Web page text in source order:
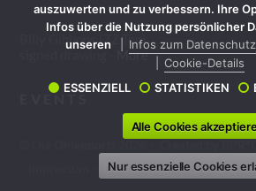
Billy Gibbons (ZZ Top)
More
Datenschutz·Cookie-
auszuwerten und zu verbessern. Ihre
Infos über die Nutzung persönlicher
unseren
Infos zum Datenschutz
Cookie-Details
ESSENZIELL
STATISTIKEN
Alle Cookies
Nur essenzielle Cookies